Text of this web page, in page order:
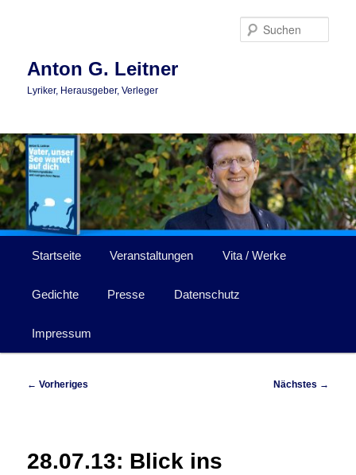
Anton G. Leitner
Lyriker, Herausgeber, Verleger
Startseite Veranstaltungen Vita / Werke
Gedichte Presse Datenschutz
Impressum
Bilder-
← Vorheriges Nächstes →
28.07.13: Blick ins